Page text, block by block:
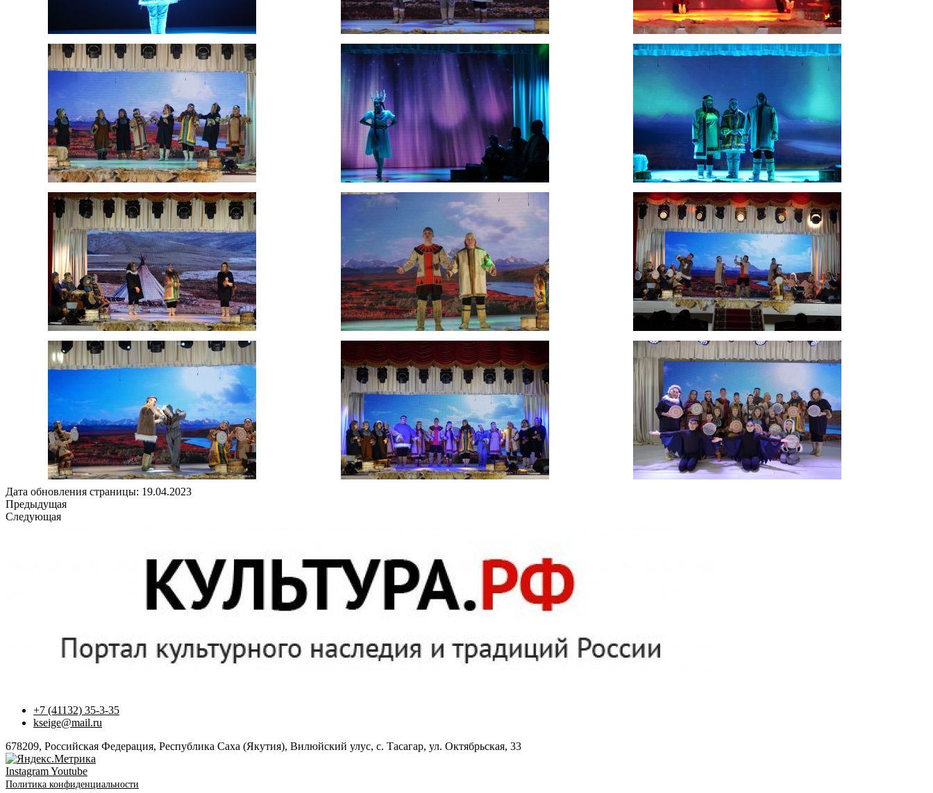
Дата обновления страницы: 19.04.2023
Предыдущая
Следующая
+7 (41132) 35-3-35
kseige@mail.ru
678209, Российская Федерация, Республика Саха (Якутия), Вилюйский улус, с. Тасагар, ул. Октябрьская, 33
InstagramYoutube
Политика конфиденциальности